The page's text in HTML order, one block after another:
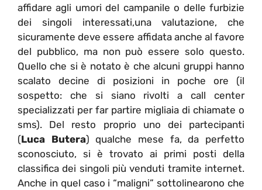
affidare agli umori del campanile o delle furbizie
dei singoli interessati,una valutazione, che
sicuramente deve essere affidata anche al favore
del pubblico, ma non può essere solo questo.
Quello che si è notato è che alcuni gruppi hanno
scalato decine di posizioni in poche ore (il
sospetto: che si siano rivolti a call center
specializzati per far partire migliaia di chiamate o
sms). Del resto proprio uno dei partecipanti
(Luca Butera) qualche mese fa, da perfetto
sconosciuto, si è trovato ai primi posti della
classifica dei singoli più venduti tramite internet.
Anche in quel caso i “maligni” sottolinearono che